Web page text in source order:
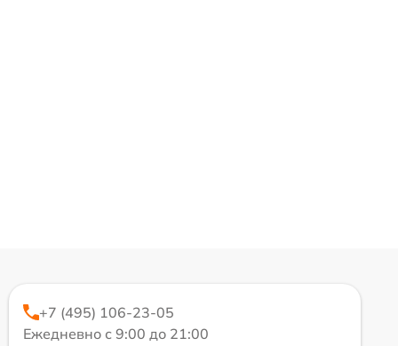
+7 (495) 106-23-05
Ежедневно с 9:00 до 21:00